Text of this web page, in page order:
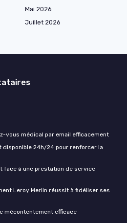
Mai 2026
Juillet 2026
vous médical par email efficacement
disponible 24h/24 pour renforcer la
face à une prestation de service
Leroy Merlin réussit à fidéliser ses
mécontentement efficace